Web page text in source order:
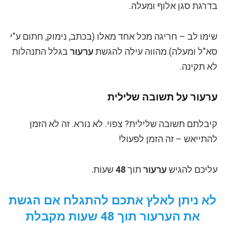
בדרגת סגן אלוף ומעלה.
שימו לב – חריגה מכל אחד מאלו (בכתב, נימוק, חתום ע"י
סא"ל ומעלה) מהווה עילה להגשתערעור בגלל התנהלות
לא תקינה.
ערעור על תשובה שלילית
קיבלתם תשובה שלילית? צפוי. לא נורא. זה לא הזמן
להתייאש – זה הזמן לפעול!
עליכם להגישערעור תוך48שעות.
לא ניתן לאלץ אתכם להתגלח אם הגשת
את הערעור תוך 48 שעות מקבלת